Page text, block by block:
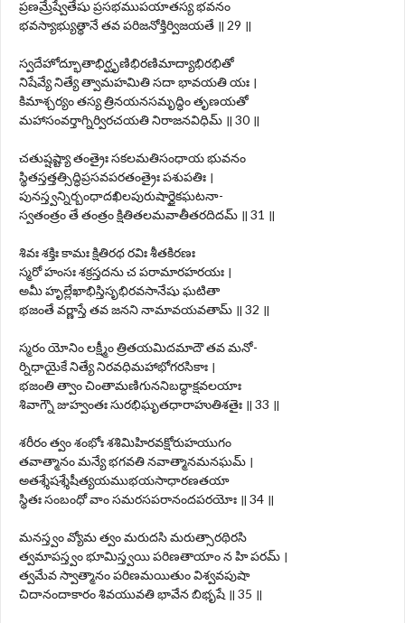
ప్రణమ్రేష్వేతేషు ప్రసభముపయాతస్య భవనం
భవస్యాభ్యుత్థానే తవ పరిజనోక్తిర్విజయతే ॥ 29 ॥
స్వదేహోద్భూతాభిర్ఘృణిభిరణిమాద్యాభిరభితో
నిషేవ్యే నిత్యే త్వామహమితి సదా భావయతి యః ।
కిమాశ్చర్యం తస్య త్రినయనసమృద్ధిం తృణయతో
మహాసంవర్తాగ్నిర్విరచయతి నిరాజనవిధిమ్ ॥ 30 ॥
చతుష్షష్ట్యా తంత్రైః సకలమతిసంధాయ భువనం
స్థితస్తత్తత్సిద్ధిప్రసవపరతంత్రైః పశుపతిః ।
పునస్త్వన్నిర్బంధాదఖిలపురుషార్థైకఘటనా-
స్వతంత్రం తే తంత్రం క్షితితలమవాతీతరదిదమ్ ॥ 31 ॥
శివః శక్తిః కామః క్షితిరథ రవిః శీతకిరణః
స్మరో హంసః శక్రస్తదను చ పరామారహరయః ।
అమీ హృల్లేఖాభిస్తిసృభిరవసానేషు ఘటితా
భజంతే వర్ణాస్తే తవ జనని నామావయవతామ్ ॥ 32 ॥
స్మరం యోనిం లక్ష్మీం త్రితయమిదమాదౌ తవ మనో-
ర్నిధాయైకే నిత్యే నిరవధిమహాభోగరసికాః ।
భజంతి త్వాం చింతామణిగుననిబద్ధాక్షవలయాః
శివాగ్నౌ జుహ్వంతః సురభిఘృతధారాహుతిశతైః ॥ 33 ॥
శరీరం త్వం శంభోః శశిమిహిరవక్షోరుహయుగం
తవాత్మానం మన్యే భగవతి నవాత్మానమనఘమ్ ।
అతశ్శేషశ్శేషీత్యయముభయసాధారణతయా
స్థితః సంబంధో వాం సమరసపరానందపరయోః ॥ 34 ॥
మనస్త్వం వ్యోమ త్వం మరుదసి మరుత్సారథిరసి
త్వమాపస్త్వం భూమిస్త్వయి పరిణతాయాం న హి పరమ్ ।
త్వమేవ స్వాత్మానం పరిణమయితుం విశ్వవపుషా
చిదానందాకారం శివయువతి భావేన బిభృషే ॥ 35 ॥